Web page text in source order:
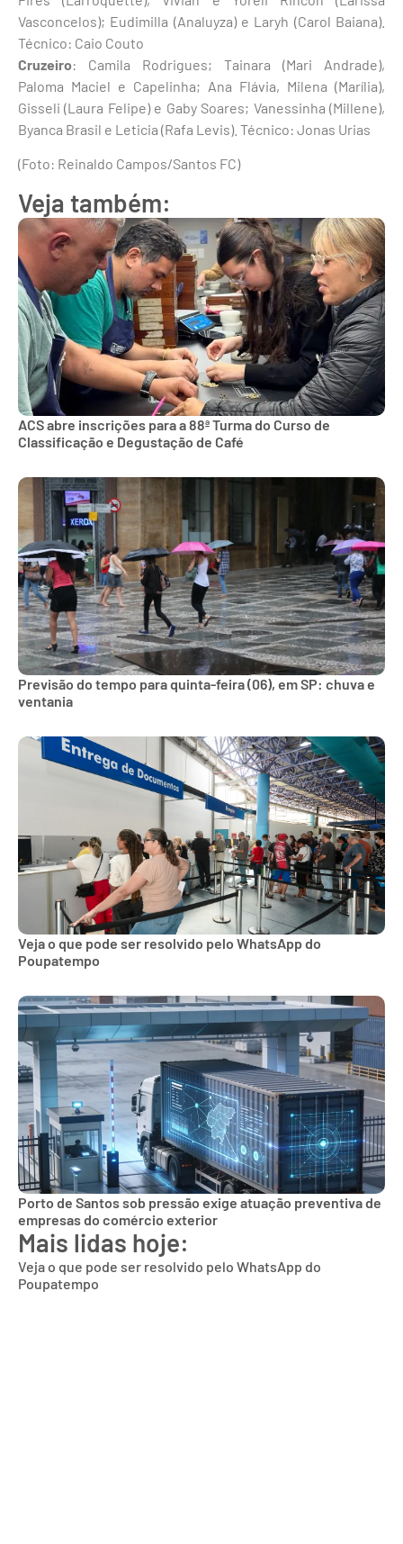
Vasconcelos); Eudimilla (Analuyza) e Laryh (Carol Baiana).
Técnico: Caio Couto
Cruzeiro: Camila Rodrigues; Tainara (Mari Andrade),
Paloma Maciel e Capelinha; Ana Flávia, Milena (Marília),
Gisseli (Laura Felipe) e Gaby Soares; Vanessinha (Millene),
Byanca Brasil e Leticia (Rafa Levis). Técnico: Jonas Urias
(Foto: Reinaldo Campos/Santos FC)
Veja também:
ACS abre inscrições para a 88ª Turma do Curso de
Classificação e Degustação de Café
Previsão do tempo para quinta-feira (06), em SP: chuva e
ventania
Veja o que pode ser resolvido pelo WhatsApp do
Poupatempo
Porto de Santos sob pressão exige atuação preventiva de
empresas do comércio exterior
Mais lidas hoje:
Veja o que pode ser resolvido pelo WhatsApp do
Poupatempo